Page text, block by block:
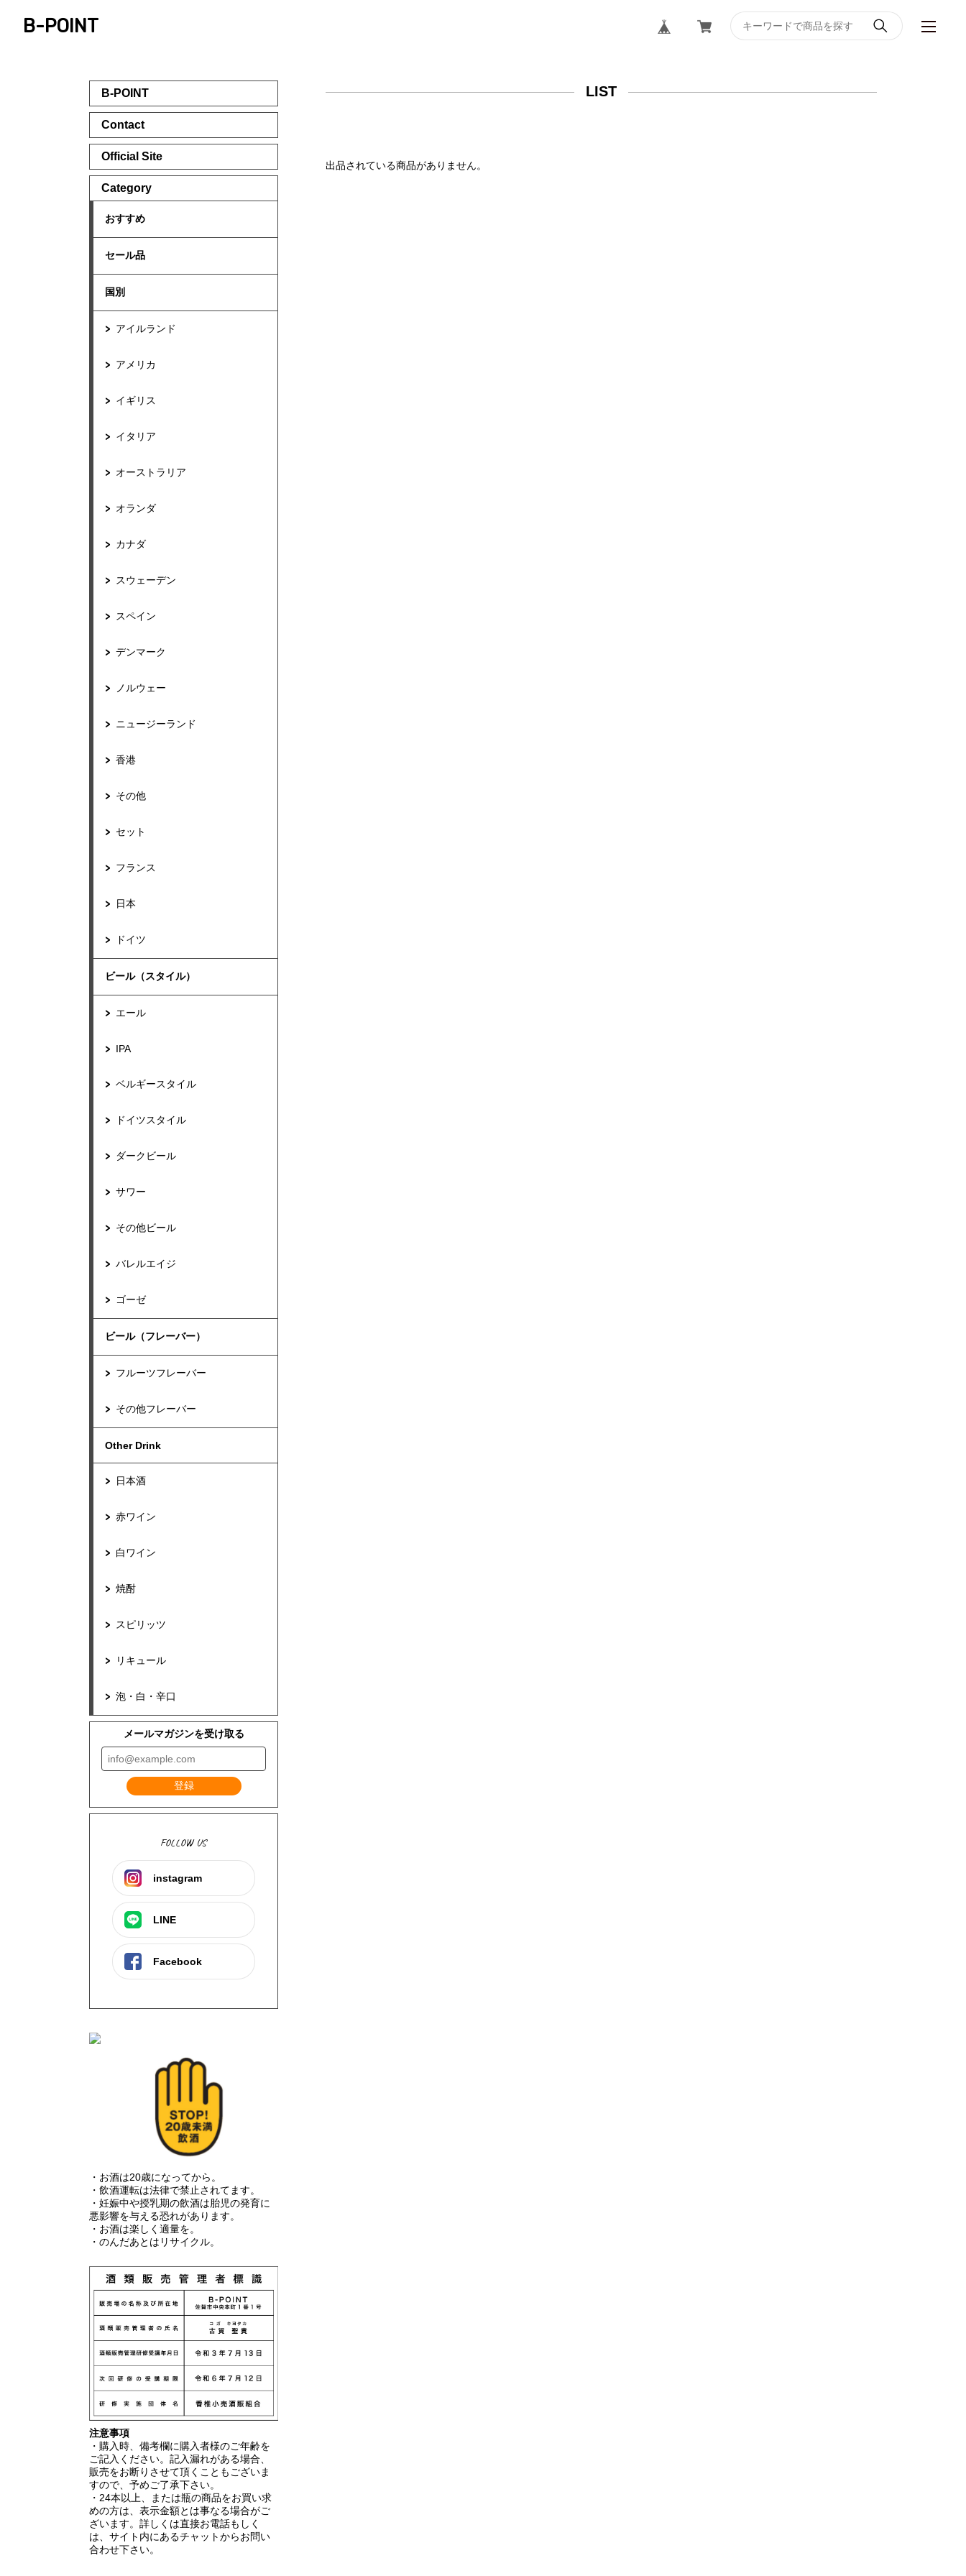
B-POINT
B-POINT
Contact
Official Site
Category
おすすめ
セール品
国別
アイルランド
アメリカ
イギリス
イタリア
オーストラリア
オランダ
カナダ
スウェーデン
スペイン
デンマーク
ノルウェー
ニュージーランド
香港
その他
セット
フランス
日本
ドイツ
ビール（スタイル）
エール
IPA
ベルギースタイル
ドイツスタイル
ダークビール
サワー
その他ビール
バレルエイジ
ゴーゼ
ビール（フレーバー）
フルーツフレーバー
その他フレーバー
Other Drink
日本酒
赤ワイン
白ワイン
焼酎
スピリッツ
リキュール
泡・白・辛口
メールマガジンを受け取る
登録
FOLLOW US
instagram
LINE
Facebook
・お酒は20歳になってから。
・飲酒運転は法律で禁止されてます。
・妊娠中や授乳期の飲酒は胎児の発育に
悪影響を与える恐れがあります。
・お酒は楽しく適量を。
・のんだあとはリサイクル。
注意事項
・購入時、備考欄に購入者様のご年齢を
ご記入ください。記入漏れがある場合、
販売をお断りさせて頂くこともございま
すので、予めご了承下さい。
・24本以上、または瓶の商品をお買い求
めの方は、表示金額とは事なる場合がご
ざいます。詳しくは直接お電話もしく
は、サイト内にあるチャットからお問い
合わせ下さい。
LIST
出品されている商品がありません。